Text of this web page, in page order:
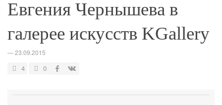
Евгения Чернышева в
галерее искусств KGallery
—23.09.2015
4 0